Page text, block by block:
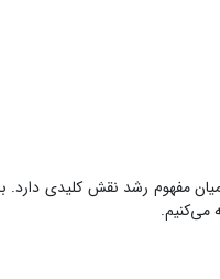
مفهوم رشد نقش کلیدی دارد.
می‌کنیم.